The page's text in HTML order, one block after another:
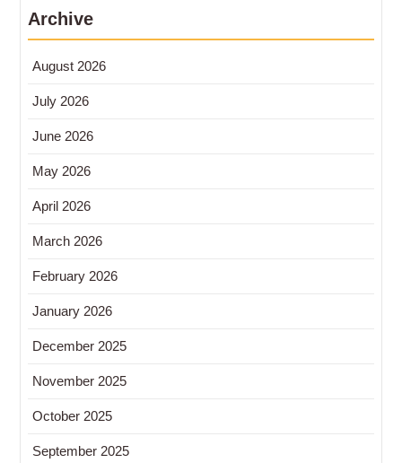
Archive
August 2026
July 2026
June 2026
May 2026
April 2026
March 2026
February 2026
January 2026
December 2025
November 2025
October 2025
September 2025